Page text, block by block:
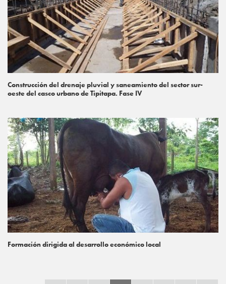
Construcción del drenaje pluvial y saneamiento del sector sur-
oeste del casco urbano de Tipitapa. Fase IV
Formación dirigida al desarrollo económico local